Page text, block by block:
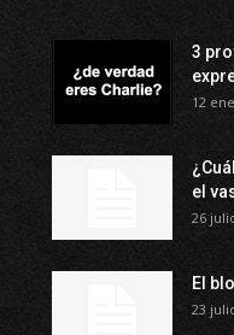
3
12
el
26
El
23